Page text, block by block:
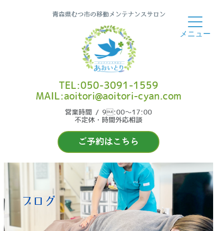
青森県むつ市の移動メンテナンスサロン
ご予約はこちら
TEL:050-3091-1559
MAIL:aoitori@aoitori-cyan.com
営業時間 / 9:00〜17:00
不定休・時間外応相談
ブログ